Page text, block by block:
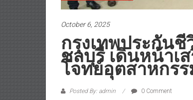
October 6, 2025
กรุงเทพประกัน
ชลบุรี เดินหน้าเ
โจทย์อุตสาหกร
Posted By: admin 0 Comment